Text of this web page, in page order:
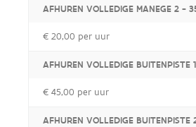
AFHUREN VOLLEDIGE MANEGE 2 -
€ 20,00 per uur
AFHUREN VOLLEDIGE BUITENPISTE
€ 45,00 per uur
AFHUREN VOLLEDIGE